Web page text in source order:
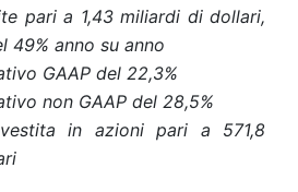
pari a 1,43 miliardi di dollari,
49% anno su anno
GAAP del 22,3%
non GAAP del 28,5%
in azioni pari a 571,8